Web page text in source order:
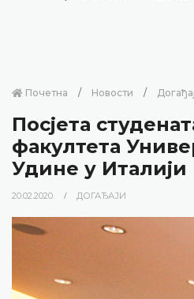
Почетна Новости
Посјета
факултета
Удине у Италији
20.02.2020. ДОГАЂАЈИ